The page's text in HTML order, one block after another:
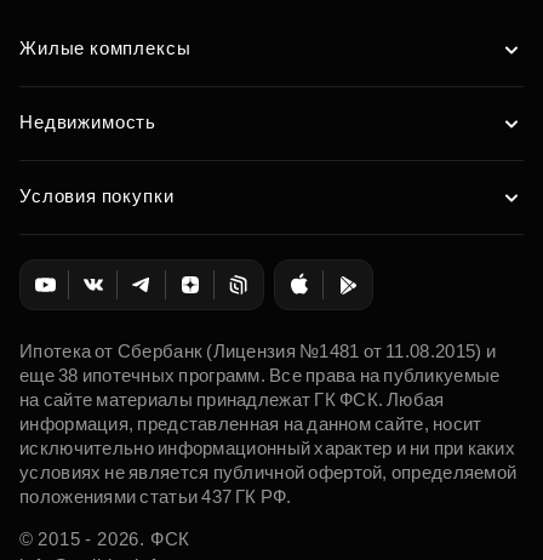
Жилые комплексы
Недвижимость
Условия покупки
Ипотека от Сбербанк (Лицензия №1481 от 11.08.2015) и
еще 38 ипотечных программ. Все права на публикуемые
на сайте материалы принадлежат ГК ФСК. Любая
информация, представленная на данном сайте, носит
исключительно информационный характер и ни при каких
условиях не является публичной офертой, определяемой
положениями статьи 437 ГК РФ.
© 2015 - 2026. ФСК